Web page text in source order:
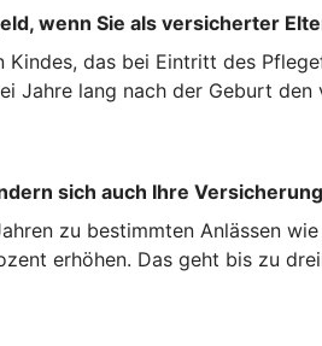
wenn Sie als versicherter
das bei Eintritt des
Jahre lang nach der Geburt
sich auch Ihre
zu bestimmten Anlässen
erhöhen. Das geht bis zu